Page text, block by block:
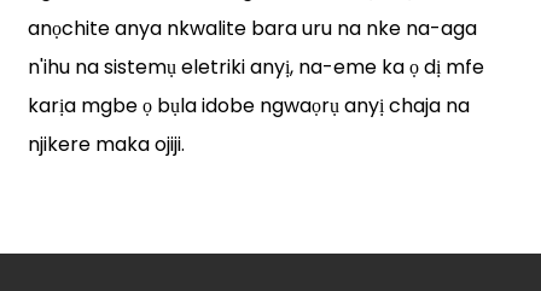
anọchite anya nkwalite bara uru na nke na-aga
n'ihu na sistemụ eletriki anyị, na-eme ka ọ dị mfe
karịa mgbe ọ bụla idobe ngwaọrụ anyị chaja na
njikere maka ojiji.